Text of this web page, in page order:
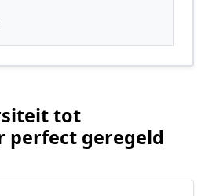
tot
perfect geregeld